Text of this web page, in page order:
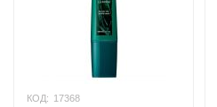
КОД: 17368